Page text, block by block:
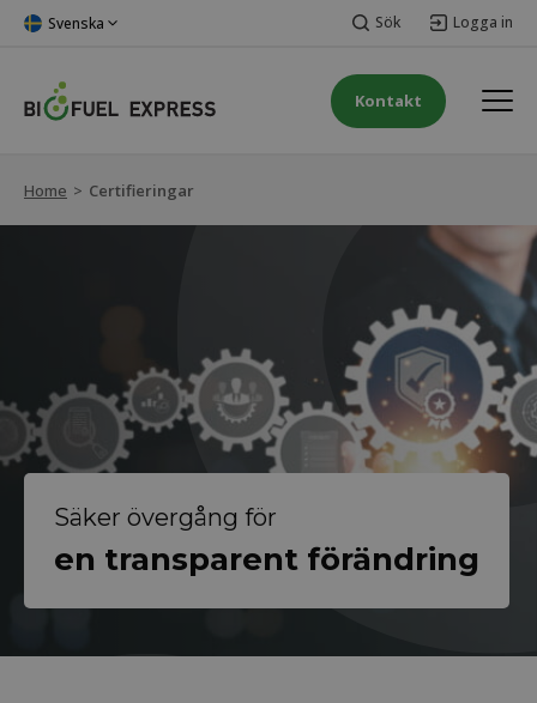
Svenska Sök Logga in
Kontakt
Home > Certifieringar
Säker övergång för
en transparent förändring